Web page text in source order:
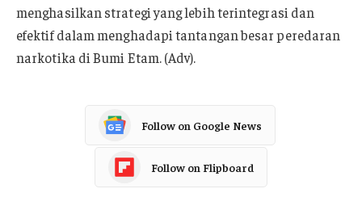
menghasilkan strategi yang lebih terintegrasi dan
efektif dalam menghadapi tantangan besar peredaran
narkotika di Bumi Etam. (Adv).
Follow on Google News
Follow on Flipboard